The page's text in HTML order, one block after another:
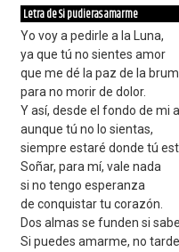
Letra de Si pudieras amarme
Yo voy a pedirle a la Luna,
ya que tú no sientes amor
que me dé la paz de la
para no morir de dolor.
Y así, desde el fondo de mi
aunque tú no lo sientas,
siempre estaré donde tú
Soñar, para mí, vale nada
si no tengo esperanza
de conquistar tu corazón.
Dos almas se funden si
Si puedes amarme, no